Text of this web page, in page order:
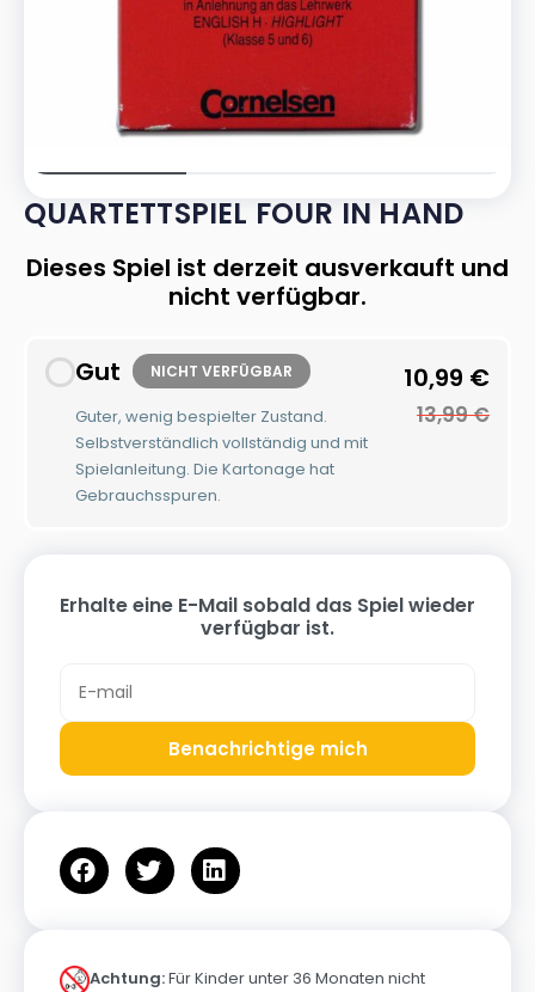
QUARTETTSPIEL FOUR IN HAND
Dieses Spiel ist derzeit ausverkauft und
nicht verfügbar.
Gut NICHT VERFÜGBAR
Guter, wenig bespielter Zustand.
Selbstverständlich vollständig und mit
Spielanleitung. Die Kartonage hat
Gebrauchsspuren.
10,99 €
13,99€
Erhalte eine E-Mail sobald das Spiel wieder
verfügbar ist.
Benachrichtige mich
Achtung:Für Kinder unter 36 Monaten nicht